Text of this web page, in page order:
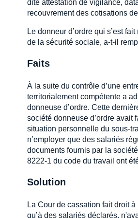
dite attestation de vigilance,
recouvrement des cotisations
Le donneur d’ordre qui s’est
de la sécurité sociale, a-t-il
Faits
À la suite du contrôle d’une
territorialement compétente a
donneuse d’ordre. Cette
société donneuse d’ordre avait
situation personnelle du sous-
n’employer que des salariés
documents fournis par la
8222-1 du code du travail ont
Solution
La Cour de cassation fait droit
qu’à des salariés déclarés,